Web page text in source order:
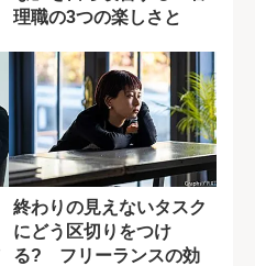
理職の3つの楽しさと
終わりの見えないタスク
にどう区切りをつけ
る? フリーランスの効